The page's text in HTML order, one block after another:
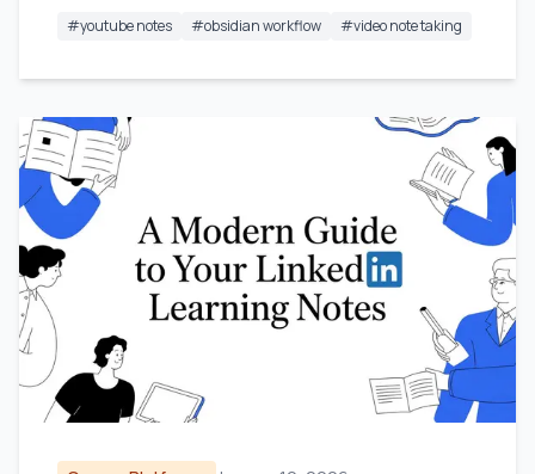
#youtube notes #obsidian workflow #video note taking